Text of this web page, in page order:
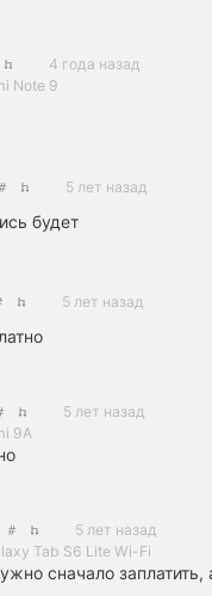
4 года назад
Note 9
5 лет назад
будет
5 лет назад
5 лет назад
9A
5 лет назад
Tab S6 Lite Wi-Fi
сначало заплатить,